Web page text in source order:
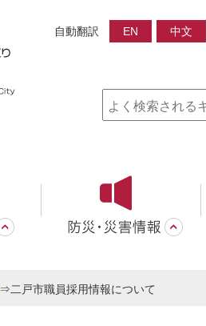
自動翻訳 EN 中文
⇒二戸市職員採用情報について